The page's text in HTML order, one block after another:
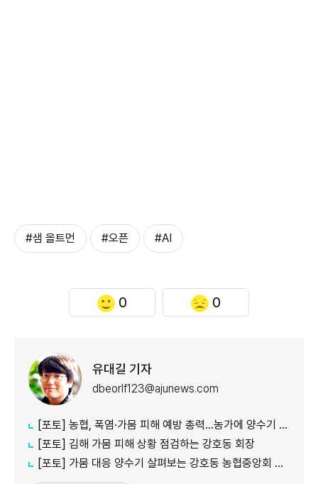
#샘 올트먼 #오픈 #AI
0 0
유대길 기자
dbeorlf123@ajunews.com
[포토] 농협, 폭염·가뭄 피해 예방 총력…농가에 양수기 지원
[포토] 김해 가뭄 피해 상황 점검하는 강호동 회장
[포토] 가뭄 대응 양수기 살펴보는 강호동 농협중앙회 회장